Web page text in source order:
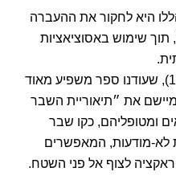
היא לחקור את ההעברה
שימוש באסוציאציות
ב״הרופא, מטופלו והחולי״ (1957), שעודנו ספר משפיע מאוד
את ״תיאוריית השבר
ומטופליהם, כקו שבר
לא-מודעות, המאפשרים
לצוף אל פני השטח.